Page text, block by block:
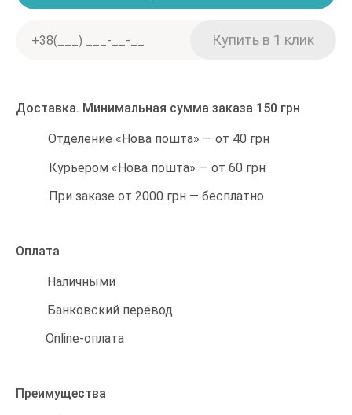
Доставка. Минимальная сумма заказа 150 грн
Отделение «Нова пошта» — от 40 грн
Курьером «Нова пошта» — от 60 грн
При заказе от 2000 грн — бесплатно
Оплата
Наличными
Банковский перевод
Online-оплата
Преимущества